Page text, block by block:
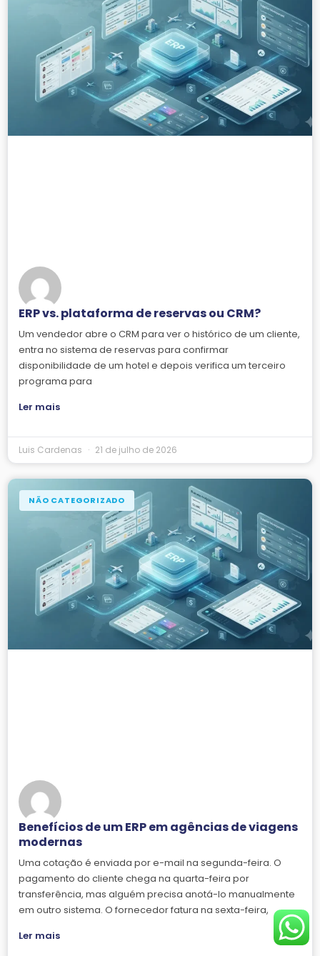
ERP vs. plataforma de reservas ou CRM?
Um vendedor abre o CRM para ver o histórico de um cliente,
entra no sistema de reservas para confirmar
disponibilidade de um hotel e depois verifica um terceiro
programa para
Ler mais
Luis Cardenas 21 de julho de 2026
NÃO CATEGORIZADO
Benefícios de um ERP em agências de viagens
modernas
Uma cotação é enviada por e-mail na segunda-feira. O
pagamento do cliente chega na quarta-feira por
transferência, mas alguém precisa anotá-lo manualmente
em outro sistema. O fornecedor fatura na sexta-feira,
Ler mais